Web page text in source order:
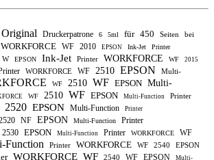
Original Druckerpatrone 6 5ml für 450 Seiten bei
WORKFORCE WF 2010 EPSON Ink-Jet Printer
W EPSON Ink-Jet Printer WORKFORCE WF 2015
WORKFORCE WF 2510 EPSON
Multi-
WF 2510 WF EPSON Multi-
WF 2510 WF EPSON Multi-Function Printer
2520 EPSON Multi-Function Printer
NF EPSON Multi-Function Printer
2530 EPSON Multi-Function Printer WORKFORCE WF
Function Printer WORKFORCE WF 2540 EPSON
WORKFORCE WF 2540 WF EPSON
Multi-